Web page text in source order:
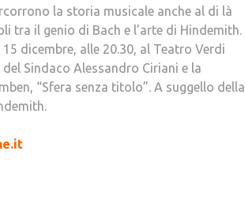
la storia musicale anche al di là
tra il genio di Bach e l’arte di Hindemith.
dicembre, alle 20.30, al Teatro Verdi
Sindaco Alessandro Ciriani e la
“Sfera senza titolo”. A suggello della